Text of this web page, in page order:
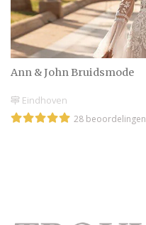
Ann & John Bruidsmode
Eindhoven
28 beoordelingen